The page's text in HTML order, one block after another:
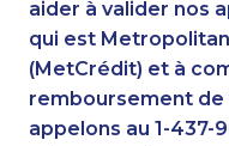
aider à valider nos
qui est
(MetCrédit) et à
remboursement
appelons au 1-437-